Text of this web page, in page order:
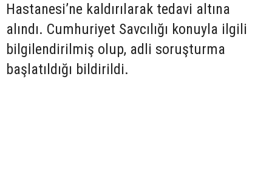
Hastanesi’ne kaldırılarak tedavi altına
alındı. Cumhuriyet Savcılığı konuyla ilgili
bilgilendirilmiş olup, adli soruşturma
başlatıldığı bildirildi.